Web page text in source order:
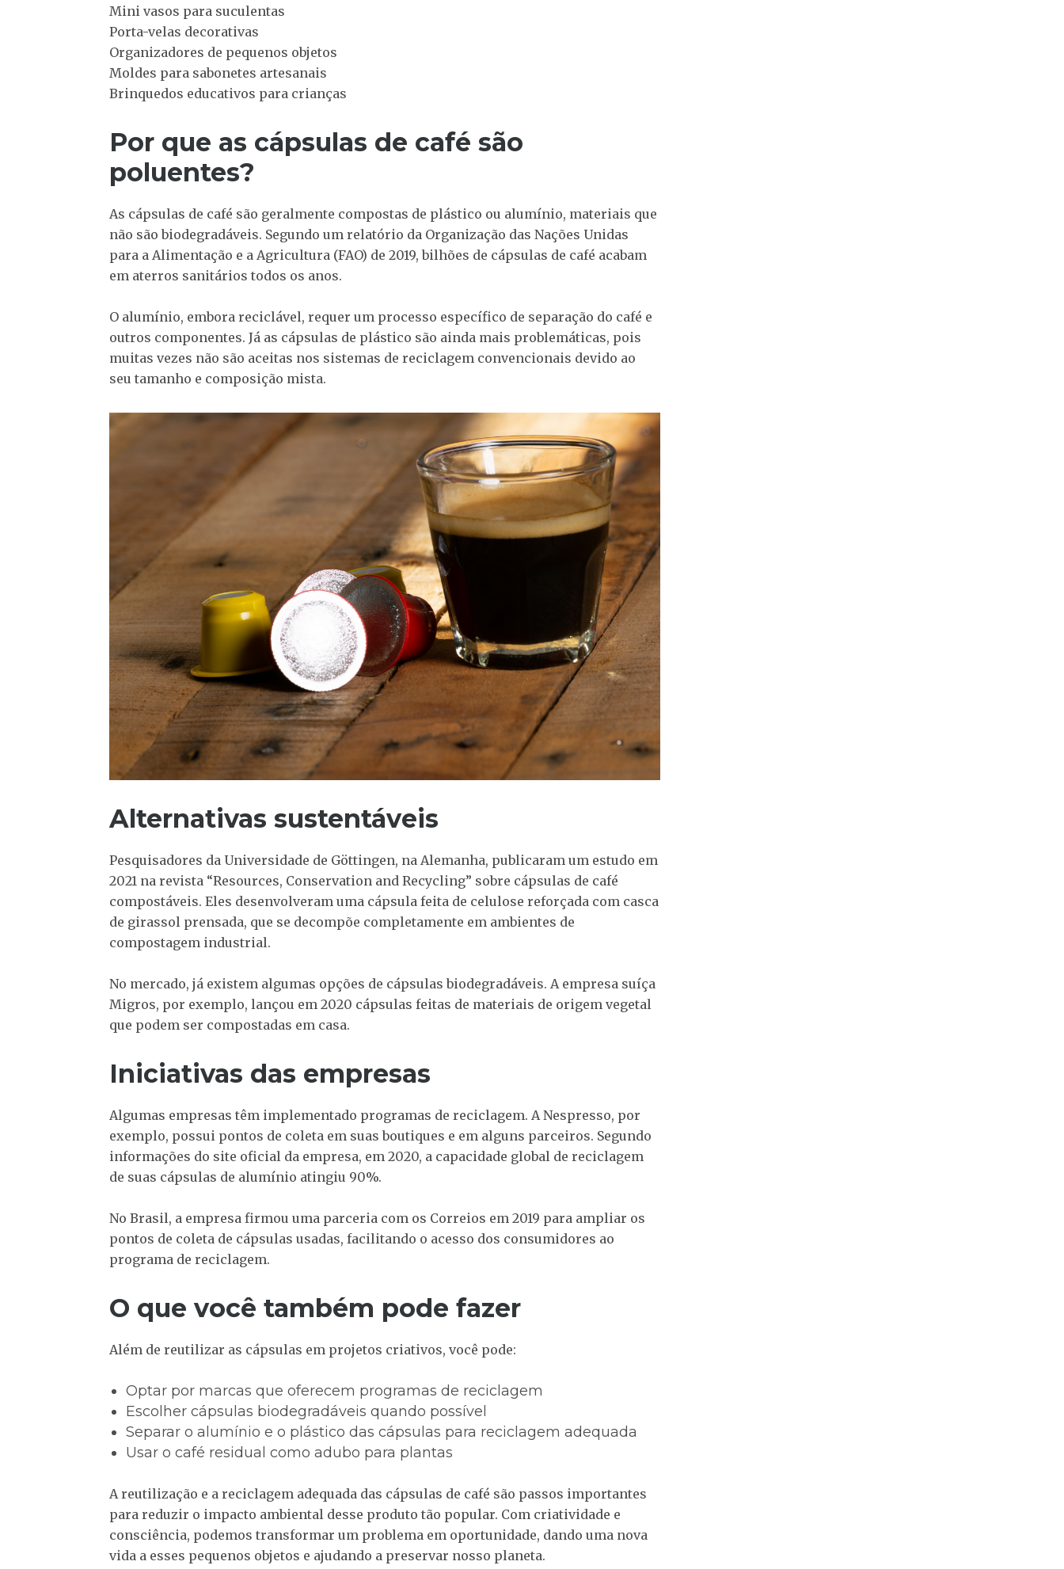
Mini vasos para suculentas
Porta-velas decorativas
Organizadores de pequenos objetos
Moldes para sabonetes artesanais
Brinquedos educativos para crianças
Por que as cápsulas de café são
poluentes?
As cápsulas de café são geralmente compostas de plástico ou alumínio, materiais que
não são biodegradáveis. Segundo um relatório da Organização das Nações Unidas
para a Alimentação e a Agricultura (FAO) de 2019, bilhões de cápsulas de café acabam
em aterros sanitários todos os anos.
O alumínio, embora reciclável, requer um processo específico de separação do café e
outros componentes. Já as cápsulas de plástico são ainda mais problemáticas, pois
muitas vezes não são aceitas nos sistemas de reciclagem convencionais devido ao
seu tamanho e composição mista.
Alternativas sustentáveis
Pesquisadores da Universidade de Göttingen, na Alemanha, publicaram um estudo em
2021 na revista “Resources, Conservation and Recycling” sobre cápsulas de café
compostáveis. Eles desenvolveram uma cápsula feita de celulose reforçada com casca
de girassol prensada, que se decompõe completamente em ambientes de
compostagem industrial.
No mercado, já existem algumas opções de cápsulas biodegradáveis. A empresa suíça
Migros, por exemplo, lançou em 2020 cápsulas feitas de materiais de origem vegetal
que podem ser compostadas em casa.
Iniciativas das empresas
Algumas empresas têm implementado programas de reciclagem. A Nespresso, por
exemplo, possui pontos de coleta em suas boutiques e em alguns parceiros. Segundo
informações do site oficial da empresa, em 2020, a capacidade global de reciclagem
de suas cápsulas de alumínio atingiu 90%.
No Brasil, a empresa firmou uma parceria com os Correios em 2019 para ampliar os
pontos de coleta de cápsulas usadas, facilitando o acesso dos consumidores ao
programa de reciclagem.
O que você também pode fazer
Além de reutilizar as cápsulas em projetos criativos, você pode:
Optar por marcas que oferecem programas de reciclagem
Escolher cápsulas biodegradáveis quando possível
Separar o alumínio e o plástico das cápsulas para reciclagem adequada
Usar o café residual como adubo para plantas
A reutilização e a reciclagem adequada das cápsulas de café são passos importantes
para reduzir o impacto ambiental desse produto tão popular. Com criatividade e
consciência, podemos transformar um problema em oportunidade, dando uma nova
vida a esses pequenos objetos e ajudando a preservar nosso planeta.